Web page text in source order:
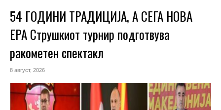
54 ГОДИНИ ТРАДИЦИЈА, А СЕГА НОВА
ЕРА Струшкиот турнир подготвува
ракометен спектакл
8 август, 2026